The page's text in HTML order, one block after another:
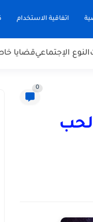
اتفاقية الاستخدام
النوع الإجتماعيقضايا
0
في الحب